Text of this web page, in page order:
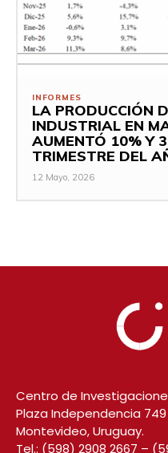
INFORMES
LA PRODUCCIÓN
INDUSTRIAL EN
AUMENTÓ 10% Y
TRIMESTRE DEL
12 Mayo, 2026
Centro de
Plaza Independencia 749
Montevideo, Uruguay.
Tel.: (598) 2908 2667 –